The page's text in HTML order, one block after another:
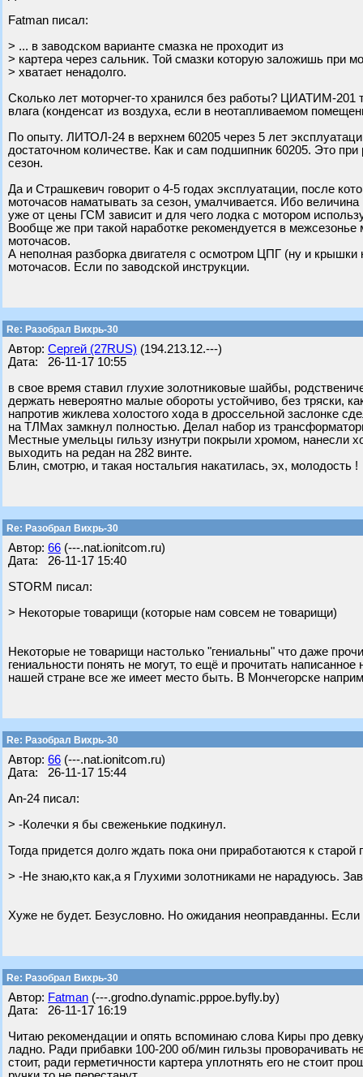
Fatman писал:
> ... в заводском варианте смазка не проходит из
> картера через сальник. Той смазки которую заложишь при
> хватает ненадолго.
Сколько лет моторчег-то хранился без работы? ЦИАТИМ-201
влага (конденсат из воздуха, если в неотапливаемом
По опыту. ЛИТОЛ-24 в верхнем 60205 через 5 лет
достаточном количестве. Как и сам подшипник 60205. Это
сезон.
Да и Страшкевич говорит о 4-5 годах эксплуатации, после
моточасов наматывать за сезон, умалчивается. Ибо
уже от цены ГСМ зависит и для чего лодка с мотором
Вообще же при такой наработке рекомендуется в
моточасов.
А неполная разборка двигателя с осмотром ЦПГ (ну и
моточасов. Если по заводской инструкции.
Re: Разобрал Вихрь-30
Автор: Сергей (27RUS) (194.213.12.---)
Дата: 26-11-17 10:55
в свое время ставил глухие золотниковые шайбы,
держать невероятно малые обороты устойчиво, без тряски,
напротив жиклева холостого хода в дроссельной заслонке
на ТЛМах замкнул полностью. Делал набор из
Местные умельцы гильзу изнутри покрыли хромом, нанесли
выходить на редан на 282 винте.
Блин, смотрю, и такая ностальгия накатилась, эх, молодость !
Re: Разобрал Вихрь-30
Автор: 66 (---.nat.ionitcom.ru)
Дата: 26-11-17 15:40
STORM писал:
> Некоторые товарищи (которые нам совсем не товарищи)
Некоторые не товарищи настолько "гениальны" что даже
гениальности понять не могут, то ещё и прочитать
нашей стране все же имеет место быть. В Мончегорске
Re: Разобрал Вихрь-30
Автор: 66 (---.nat.ionitcom.ru)
Дата: 26-11-17 15:44
An-24 писал:
> -Колечки я бы свеженькие подкинул.
Тогда придется долго ждать пока они приработаются к старой
> -Не знаю,кто как,а я Глухими золотниками не нарадуюсь.
Хуже не будет. Безусловно. Но ожидания неоправданны. Если
Re: Разобрал Вихрь-30
Автор: Fatman (---.grodno.dynamic.pppoe.byfly.by)
Дата: 26-11-17 16:19
Читаю рекомендации и опять вспоминаю слова Киры про
ладно. Ради прибавки 100-200 об/мин гильзы проворачивать
стоит, ради герметичности картера уплотнять его не стоит